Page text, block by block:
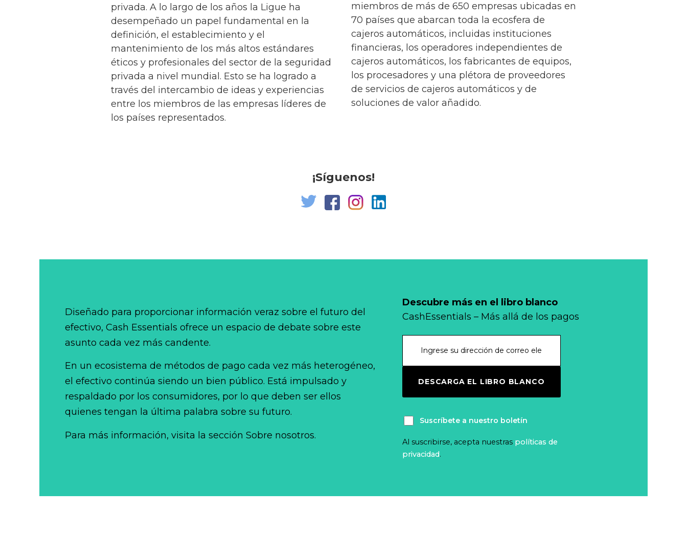
privada. A lo largo de los años la Ligue ha
desempeñado un papel fundamental en la
definición, el establecimiento y el
mantenimiento de los más altos estándares
éticos y profesionales del sector de la seguridad
privada a nivel mundial. Esto se ha logrado a
través del intercambio de ideas y experiencias
entre los miembros de las empresas líderes de
los países representados.
miembros de más de 650 empresas ubicadas en
70 países que abarcan toda la ecosfera de
cajeros automáticos, incluidas instituciones
financieras, los operadores independientes de
cajeros automáticos, los fabricantes de equipos,
los procesadores y una plétora de proveedores
de servicios de cajeros automáticos y de
soluciones de valor añadido.
¡Síguenos!
Descubre más en el libro blanco
CashEssentials – Más allá de los pagos
DESCARGA EL LIBRO BLANCO
Suscríbete a nuestro boletín
Al suscribirse, acepta nuestras políticas de
privacidad.
Diseñado para proporcionar información veraz sobre el futuro del
efectivo, Cash Essentials ofrece un espacio de debate sobre este
asunto cada vez más candente.
En un ecosistema de métodos de pago cada vez más heterogéneo,
el efectivo continúa siendo un bien público. Está impulsado y
respaldado por los consumidores, por lo que deben ser ellos
quienes tengan la última palabra sobre su futuro.
Para más información, visita la sección Sobre nosotros.